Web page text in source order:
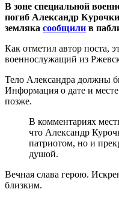
В зоне специальной
погиб Александр
земляка сообщили в
Как отметил автор поста,
военнослужащий из
Тело Александра должны
Информация о дате и
позже.
В комментариях
что Александр
патриотом, но и
душой.
Вечная слава герою.
близким.